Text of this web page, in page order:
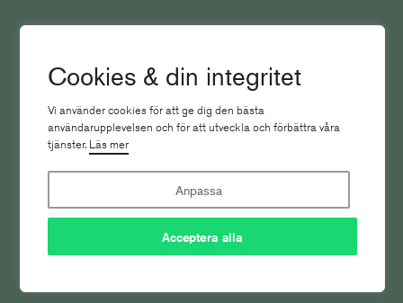
Cookies & din integritet
Vi använder cookies för att ge dig den bästa
användarupplevelsen och för att utveckla och förbättra våra
tjänster. Läs mer
Anpassa
Acceptera alla
Tidsam höjer priset med 6,5 procent
Nyhetsbrevet